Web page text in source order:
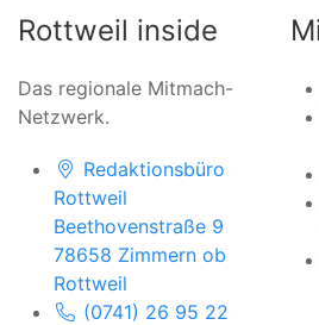
Rottweil inside
Das regionale Mitmach-
Netzwerk.
Redaktionsbüro
Rottweil
Beethovenstraße 9
78658 Zimmern ob
Rottweil
(0741) 26 95 22